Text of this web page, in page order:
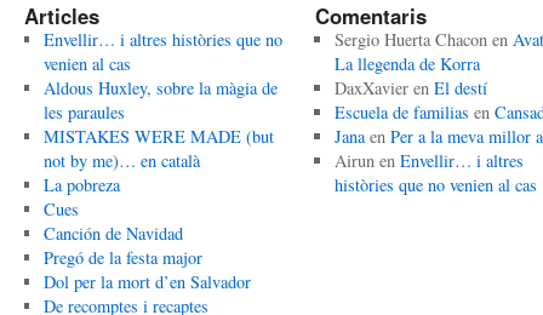
Articles
Envellir… i altres històries que no
venien al cas
Aldous Huxley, sobre la màgia de
les paraules
MISTAKES WERE MADE (but
not by me)… en català
La pobreza
Cues
Canción de Navidad
Pregó de la festa major
Dol per la mort d’en Salvador
De recomptes i recaptes
Comentaris
Sergio Huerta Chaconen
La llegenda de Korra
DaxXavieren El destí
Escuela de familias en
Janaen Per a la meva millor
Airunen Envellir… i altres
històries que no venien al cas